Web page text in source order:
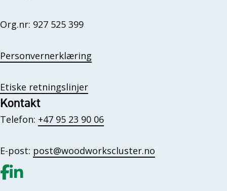
Org.nr: 927 525 399
Personvernerklæring
Etiske retningslinjer
Kontakt
Telefon: +47 95 23 90 06
E-post: post@woodworkscluster.no
Gå til vår Facebook
Gå til vår LinkedIn